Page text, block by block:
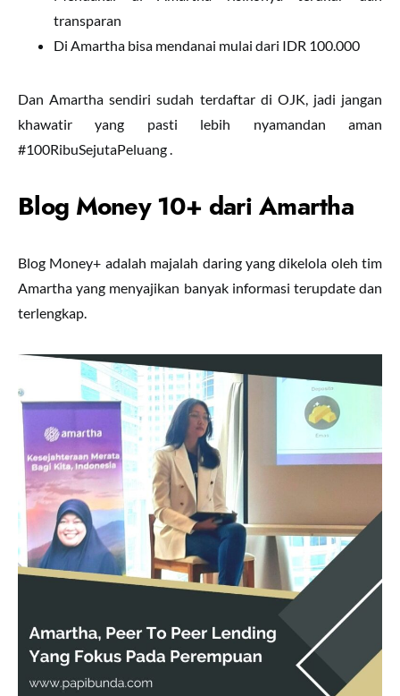
transparan
Di Amartha bisa mendanai mulai dari IDR 100.000
Dan Amartha sendiri sudah terdaftar di OJK, jadi jangan
khawatir yang pasti lebih nyamandan aman
#100RibuSejutaPeluang .
Blog Money 10+ dari Amartha
Blog Money+ adalah majalah daring yang dikelola oleh tim
Amartha yang menyajikan banyak informasi terupdate dan
terlengkap.